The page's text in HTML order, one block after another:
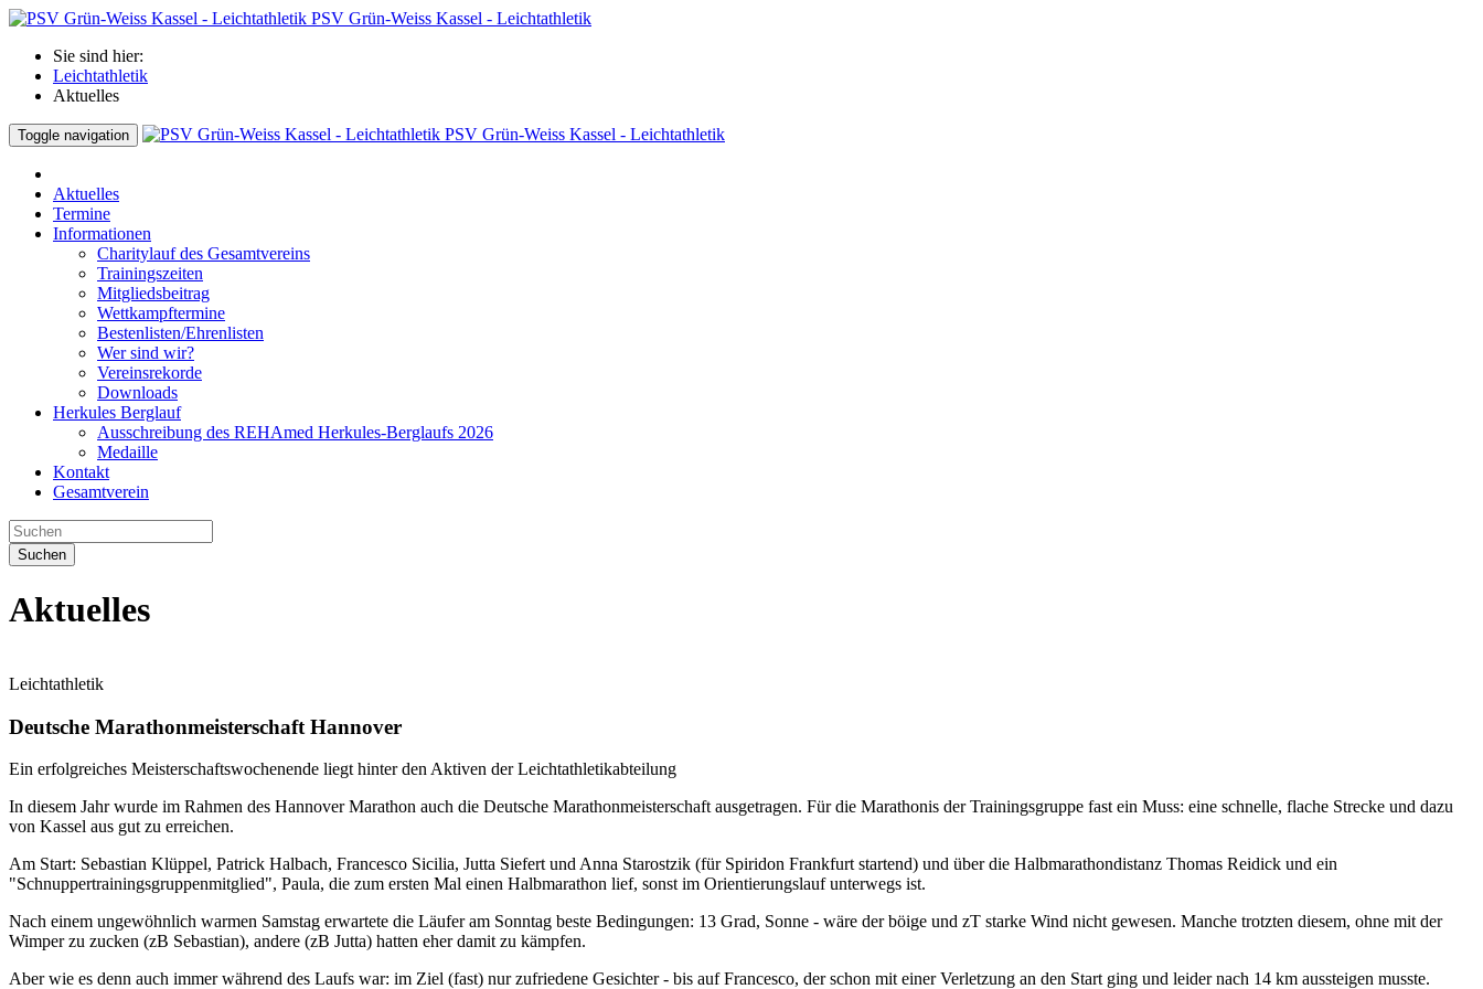
PSV Grün-Weiss Kassel - Leichtathletik
Sie sind hier:
Leichtathletik
Aktuelles
Toggle navigation PSV Grün-Weiss Kassel - Leichtathletik
Aktuelles
Termine
Informationen
Charitylauf des Gesamtvereins
Trainingszeiten
Mitgliedsbeitrag
Wettkampftermine
Bestenlisten/Ehrenlisten
Wer sind wir?
Vereinsrekorde
Downloads
Herkules Berglauf
Ausschreibung des REHAmed Herkules-Berglaufs 2026
Medaille
Kontakt
Gesamtverein
Suchen
Aktuelles
Leichtathletik
Deutsche Marathonmeisterschaft Hannover
Ein erfolgreiches Meisterschaftswochenende liegt hinter den Aktiven der Leichtathletikabteilung
In diesem Jahr wurde im Rahmen des Hannover Marathon auch die Deutsche Marathonmeisterschaft ausgetragen. Für die Marathonis der Trainingsgruppe fast ein Muss: eine schnelle, flache Strecke und dazu
von Kassel aus gut zu erreichen.
Am Start: Sebastian Klüppel, Patrick Halbach, Francesco Sicilia, Jutta Siefert und Anna Starostzik (für Spiridon Frankfurt startend) und über die Halbmarathondistanz Thomas Reidick und ein
"Schnuppertrainingsgruppenmitglied", Paula, die zum ersten Mal einen Halbmarathon lief, sonst im Orientierungslauf unterwegs ist.
Nach einem ungewöhnlich warmen Samstag erwartete die Läufer am Sonntag beste Bedingungen: 13 Grad, Sonne - wäre der böige und zT starke Wind nicht gewesen. Manche trotzten diesem, ohne mit der
Wimper zu zucken (zB Sebastian), andere (zB Jutta) hatten eher damit zu kämpfen.
Aber wie es denn auch immer während des Laufs war: im Ziel (fast) nur zufriedene Gesichter - bis auf Francesco, der schon mit einer Verletzung an den Start ging und leider nach 14 km aussteigen musste.